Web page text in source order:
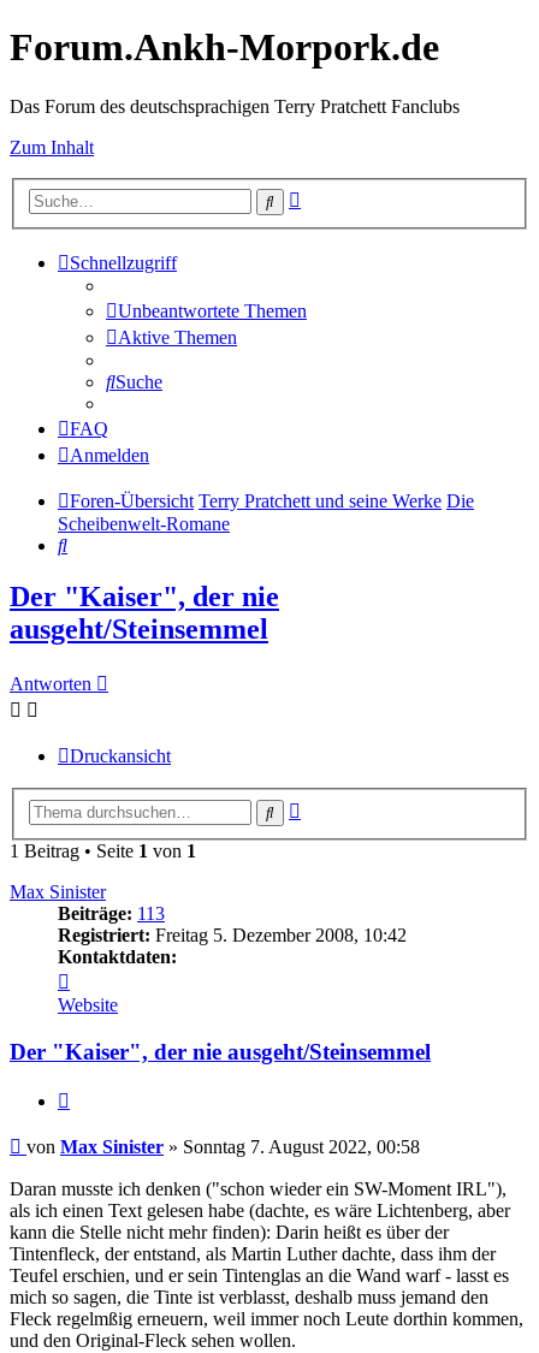
Forum.Ankh-Morpork.de
Das Forum des deutschsprachigen Terry Pratchett Fanclubs
Zum Inhalt
Suche
Schnellzugriff
Unbeantwortete Themen
Aktive Themen
Suche
FAQ
Anmelden
Foren-Übersicht Terry Pratchett und seine Werke Die
Scheibenwelt-Romane
Suche
Der "Kaiser", der nie
ausgeht/Steinsemmel
Antworten
Druckansicht
Suche
1 Beitrag • Seite 1 von 1
Max Sinister
Beiträge: 113
Registriert: Freitag 5. Dezember 2008, 10:42
Kontaktdaten:
von
Max
Sinister
Website
Der "Kaiser", der nie ausgeht/Steinsemmel
Beitrag
von Max Sinister » Sonntag 7. August 2022, 00:58
Daran musste ich denken ("schon wieder ein SW-Moment IRL"),
als ich einen Text gelesen habe (dachte, es wäre Lichtenberg, aber
kann die Stelle nicht mehr finden): Darin heißt es über der
Tintenfleck, der entstand, als Martin Luther dachte, dass ihm der
Teufel erschien, und er sein Tintenglas an die Wand warf - lasst es
mich so sagen, die Tinte ist verblasst, deshalb muss jemand den
Fleck regelmßig erneuern, weil immer noch Leute dorthin kommen,
und den Original-Fleck sehen wollen.